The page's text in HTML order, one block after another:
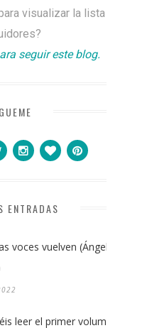
visualizar la lista de
seguir este blog.
ENTRADAS
voces vuelven (Ángel
leer el primer volumen